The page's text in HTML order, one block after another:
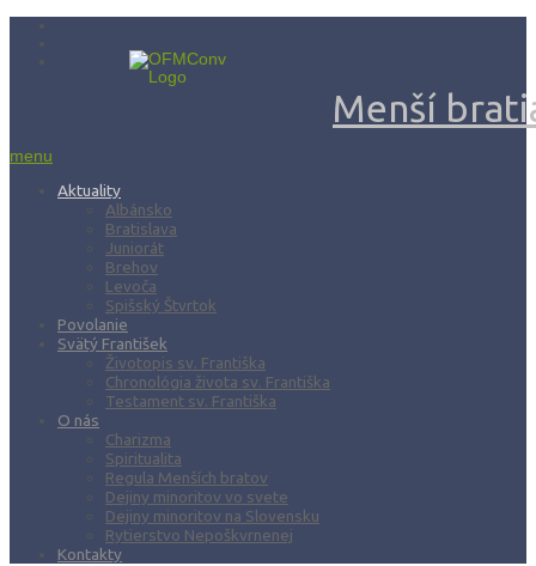
Menší
menu
Aktuality
Albánsko
Bratislava
Juniorát
Brehov
Levoča
Spišský Štvrtok
Povolanie
Svätý František
Životopis sv. Františka
Chronológia života sv. Františka
Testament sv. Františka
O nás
Charizma
Spiritualita
Regula Menších bratov
Dejiny minoritov vo svete
Dejiny minoritov na Slovensku
Rytierstvo Nepoškvrnenej
Kontakty